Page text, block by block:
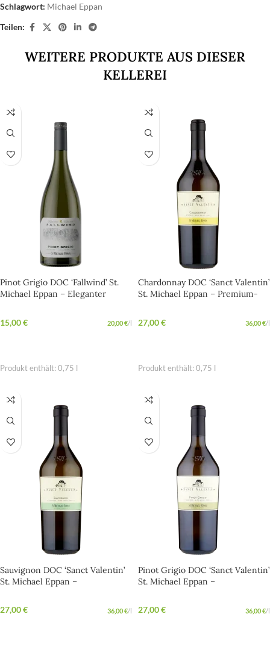
Schlagwort: Michael Eppan
Teilen:
WEITERE PRODUKTE AUS DIESER
KELLEREI
Pinot Grigio DOC ‘Fallwind’ St.
Michael Eppan – Eleganter
15,00€ 20,00€/l
Produkt enthält: 0,75
Chardonnay DOC ‘Sanct Valentin’
St. Michael Eppan – Premium-
27,00€ 36,00€/l
Produkt enthält: 0,75
Sauvignon DOC ‘Sanct Valentin’
St. Michael Eppan –
Südtirol
27,00€ 36,00€/l
Pinot Grigio DOC ‘Sanct Valentin’
St. Michael Eppan –
Eleganz
27,00€ 36,00€/l